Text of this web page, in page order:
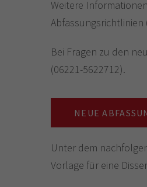
Weitere
Abfassungsrichtlinien
Bei Fragen zu den
(06221-5622712).
NEUE
Unter dem
Vorlage für eine